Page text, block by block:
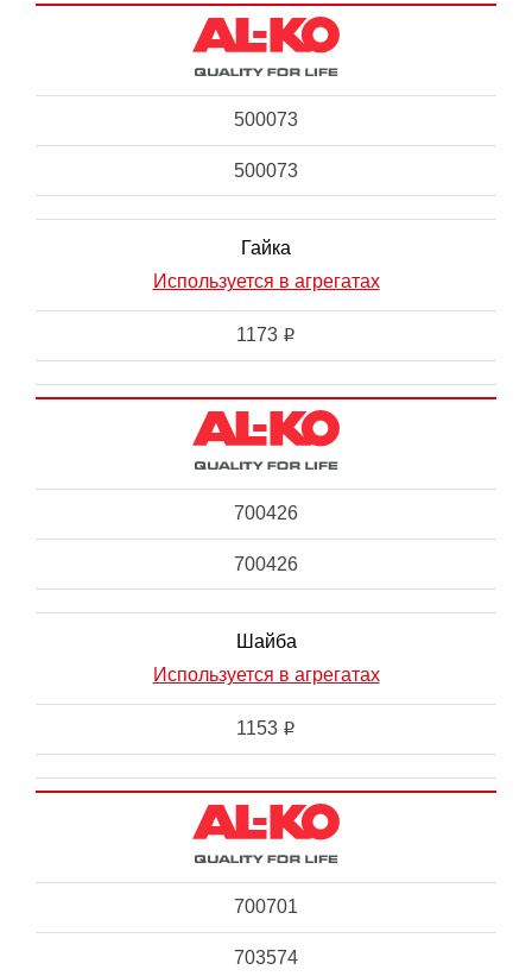
500073
500073
Гайка
Используется в агрегатах
1173 i
700426
700426
Шайба
Используется в агрегатах
1153 i
700701
703574